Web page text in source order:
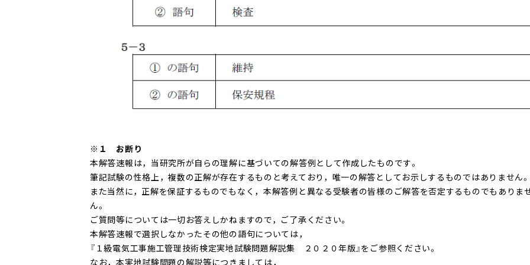
※１ お断り
本解答速報は，当研究所が自らの理解に基づいての解答例として作成したものです。
筆記試験の性格上，複数の正解が存在するものと考えており，唯一の解答としてお示しするものではありません。
また当然に，正解を保証するものでもなく，本解答例と異なる受験者の皆様のご解答を否定するものでもありま
ん。
ご質問等については一切お答えしかねますので，ご了承ください。
本解答速報で選択しなかったその他の語句については，
『１級電気工事施工管理技術検定実地試験問題解説集 ２０２０年版』をご参照ください。
なお，本実地試験問題の解説等につきましては，